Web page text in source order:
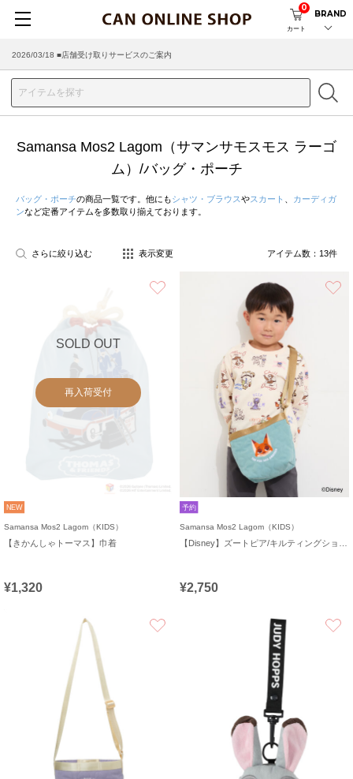
カート
0
BRAND
2026/03/18 ■店舗受け取りサービスのご案内
Samansa Mos2 Lagom（サマンサモスモス ラーゴ
ム）/バッグ・ポーチ
バッグ・ポーチの商品一覧です。他にもシャツ・ブラウスやスカート
カーディガ
ンなど定番アイテムを多数取り揃えております。
さらに絞り込む 表示変更 アイテム数： 13件
SOLD OUT
再入荷受付
NEW
Samansa Mos2 Lagom（KIDS）
【きかんしゃトーマス】巾着
¥1,320
予約
Samansa Mos2 Lagom（KIDS）
¥2,750